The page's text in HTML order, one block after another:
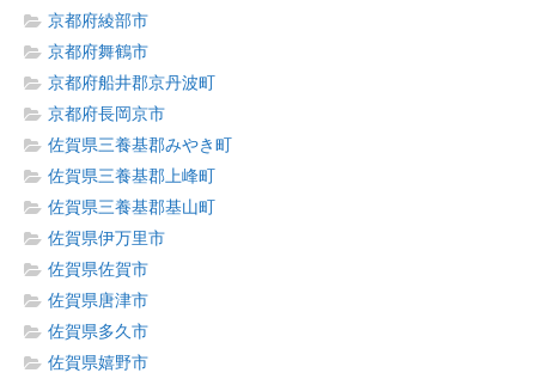
京都府綾部市
京都府舞鶴市
京都府船井郡京丹波町
京都府長岡京市
佐賀県三養基郡みやき町
佐賀県三養基郡上峰町
佐賀県三養基郡基山町
佐賀県伊万里市
佐賀県佐賀市
佐賀県唐津市
佐賀県多久市
佐賀県嬉野市